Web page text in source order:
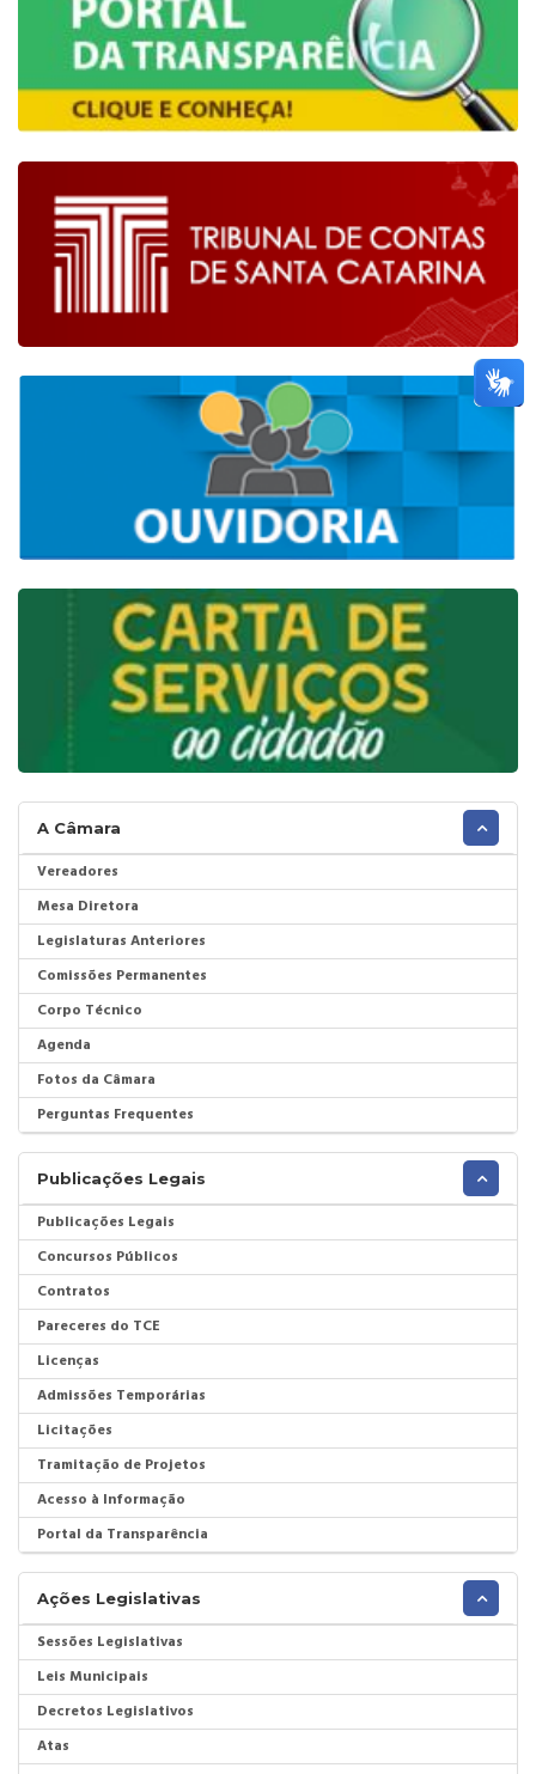
A Câmara
Vereadores
Mesa Diretora
Legislaturas Anteriores
Comissões Permanentes
Corpo Técnico
Agenda
Fotos da Câmara
Perguntas Frequentes
Publicações Legais
Publicações Legais
Concursos Públicos
Contratos
Pareceres do TCE
Licenças
Admissões Temporárias
Licitações
Tramitação de Projetos
Acesso à Informação
Portal da Transparência
Ações Legislativas
Sessões Legislativas
Leis Municipais
Decretos Legislativos
Atas